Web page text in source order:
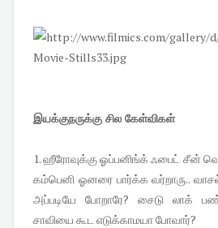
இயக்குநருக்கு சில கேள்விகள்
1. ஹீரோவுக்கு ஓப்பனிங்க் ஃபைட் சீன்
கம்பெனி ஓனரை பார்க்க வர்றாரு..
அப்படியே போறாரே? சைடு லாக்
சாவியை கூட எடுக்காமயா போவார்?